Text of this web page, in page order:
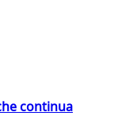
continua